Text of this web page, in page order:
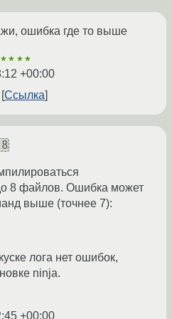
ошибка где то выше
+00:00
Ссылка
8 файлов. Ошибка может
выше (точнее 7):
лога нет ошибок,
ninja.
+00:00